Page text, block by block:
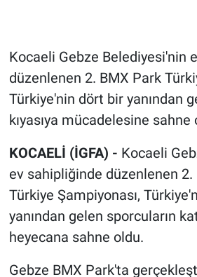
Kocaeli Gebze Belediyesi'nin
düzenlenen 2. BMX Park
Türkiye'nin dört bir yanından
kıyasıya mücadelesine sahne
KOCAELİ (İGFA) - Kocaeli
ev sahipliğinde düzenlenen 2.
Türkiye Şampiyonası,
yanından gelen sporcuların
heyecana sahne oldu.
Gebze BMX Park'ta